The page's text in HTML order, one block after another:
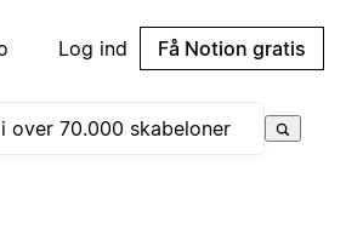
Log ind Få Notion gratis